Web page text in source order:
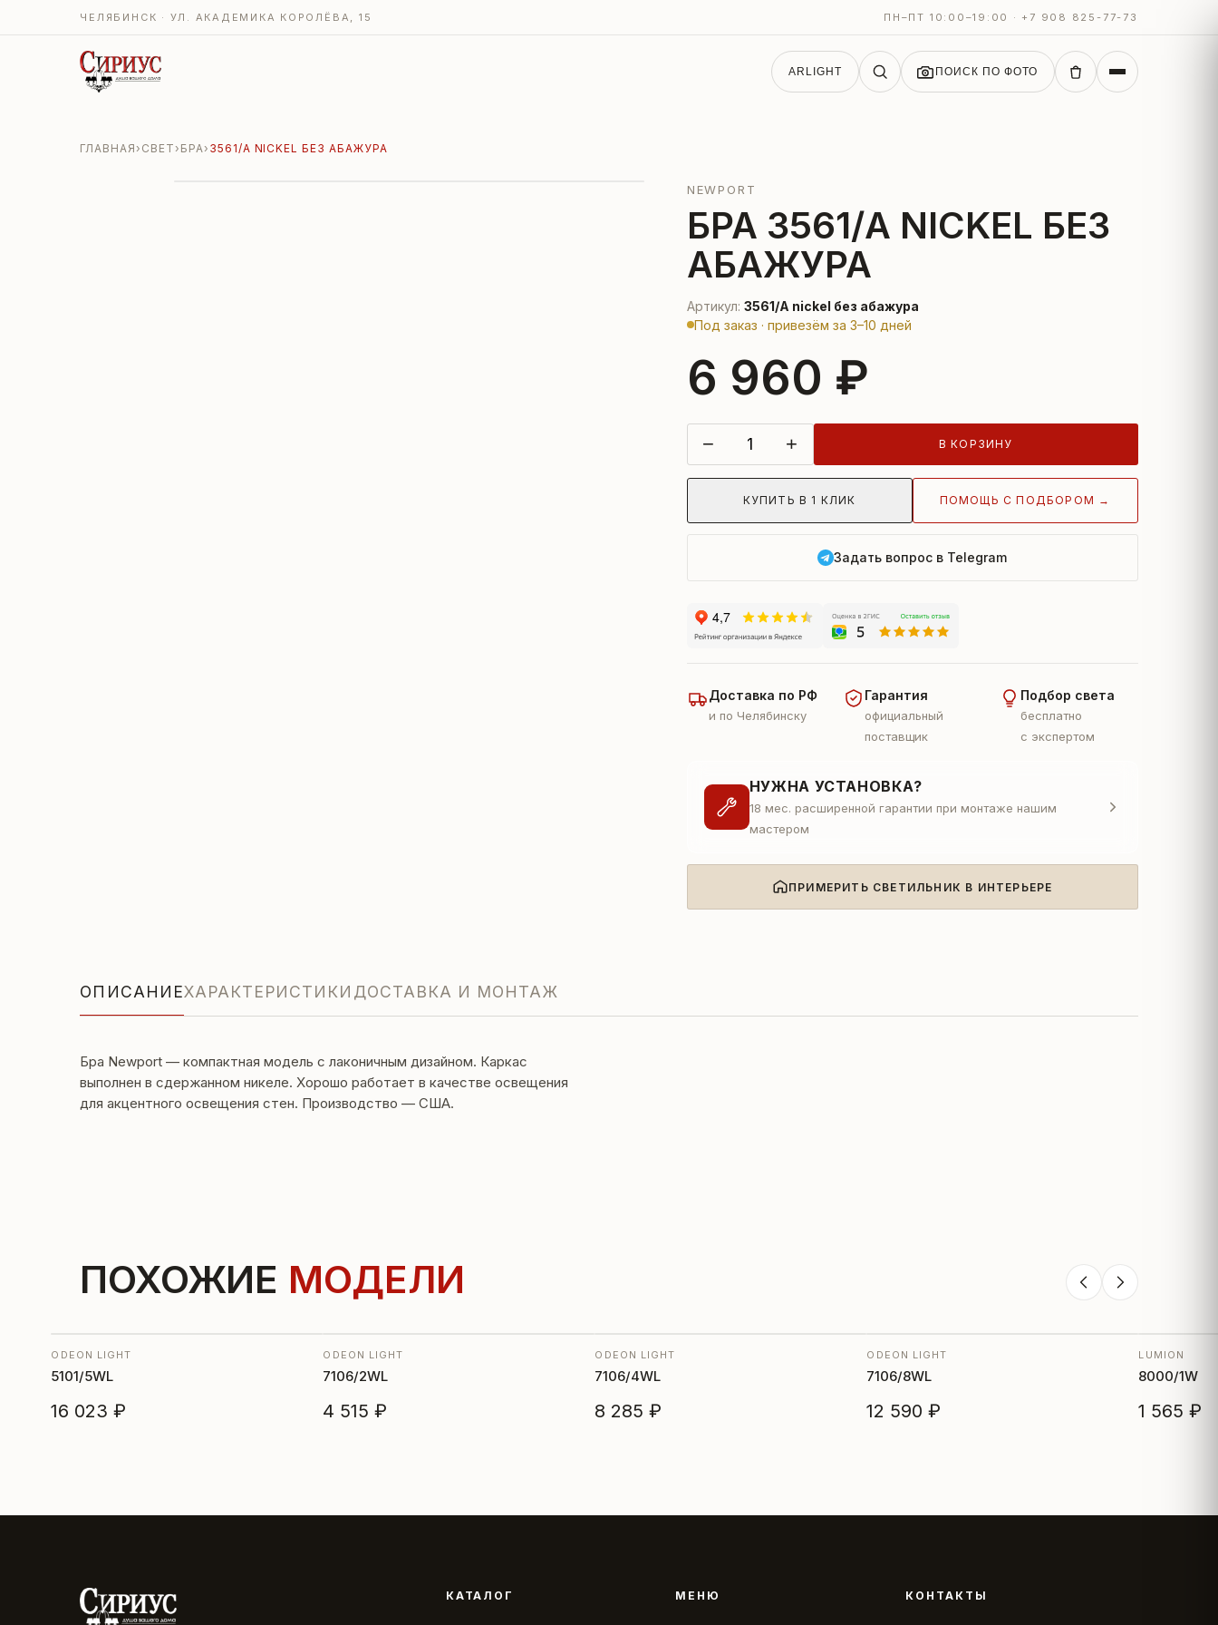
ЧЕЛЯБИНСК · УЛ. АКАДЕМИКА КОРОЛЁВА, 15 ПН–ПТ 10:00–19:00 · +7 908 825-77-73
ARLIGHT ПОИСК ПО ФОТО
ГЛАВНАЯ› СВЕТ› БРА› 3561/A NICKEL БЕЗ АБАЖУРА
NEWPORT
БРА 3561/A NICKEL БЕЗ
АБАЖУРА
Артикул: 3561/A nickel без абажура
Под заказ · привезём за 3–10 дней
6 960 ₽
− + В КОРЗИНУ
КУПИТЬ В 1 КЛИК ПОМОЩЬ С ПОДБОРОМ →
Задать вопрос в Telegram
Доставка по РФ
и по Челябинску
Гарантия
официальный
поставщик
Подбор света
бесплатно
с экспертом
НУЖНА УСТАНОВКА?
18 мес. расширенной гарантии при монтаже нашим
мастером
ПРИМЕРИТЬ СВЕТИЛЬНИК В ИНТЕРЬЕРЕ
ОПИСАНИЕХАРАКТЕРИСТИКИ ДОСТАВКА И МОНТАЖ
Бра Newport — компактная модель с лаконичным дизайном. Каркас
выполнен в сдержанном никеле. Хорошо работает в качестве освещения
для акцентного освещения стен. Производство — США.
ПОХОЖИЕ МОДЕЛИ
ODEON LIGHT
5101/5WL
16 023 ₽
ODEON LIGHT
7106/2WL
4 515 ₽
ODEON LIGHT
7106/4WL
8 285 ₽
ODEON LIGHT
7106/8WL
12 590 ₽
LUMION
8000/1W
1 565 ₽
КАТАЛОГ МЕНЮ КОНТАКТЫ